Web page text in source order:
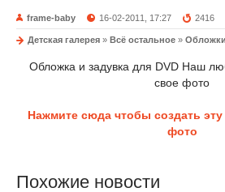
frame-baby 16-02-2011, 17:27 2416
Детская галерея » Всё остальное »
Обложка и задувка для DVD Наш
свое фото
Нажмите сюда чтобы создать
фото
Похожие новости